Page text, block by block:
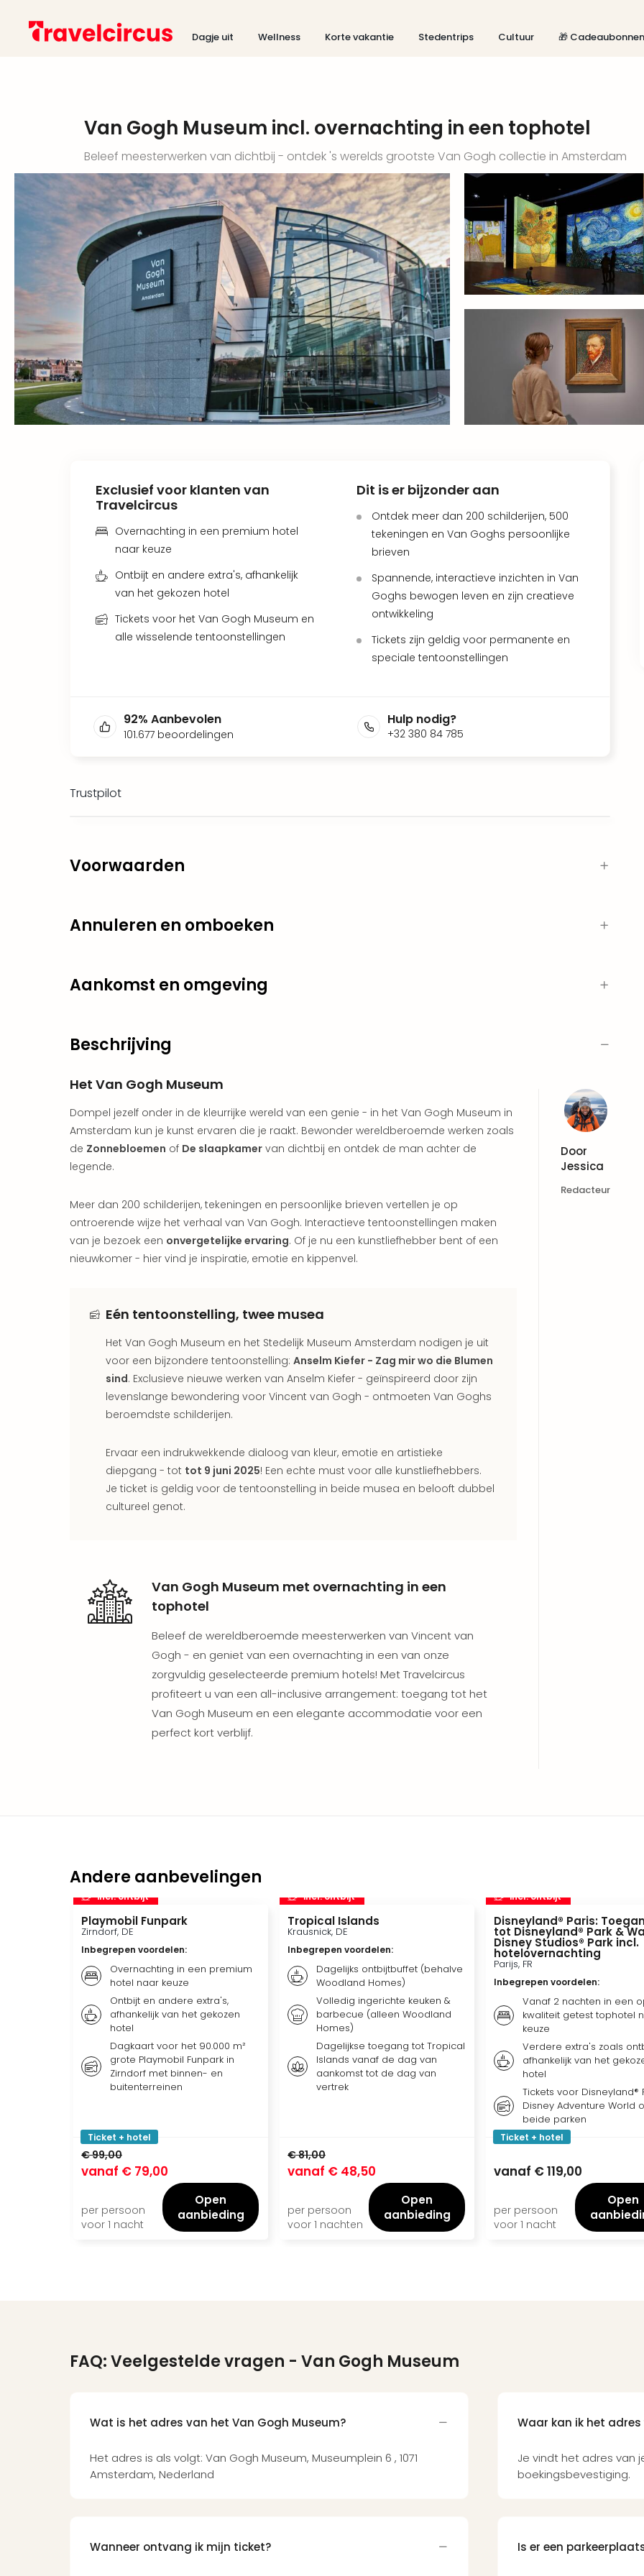
Dagje uit Wellness Korte vakantie Stedentrips Cultuur 🎁 Cadeaubonnen
Van Gogh Museum incl. overnachting in een tophotel
Beleef meesterwerken van dichtbij - ontdek 's werelds grootste Van Gogh collectie in Amsterdam
Exclusief voor klanten van
Travelcircus
Overnachting in een premium hotel
naar keuze
Ontbijt en andere extra's, afhankelijk
van het gekozen hotel
Tickets voor het Van Gogh Museum en
alle wisselende tentoonstellingen
Dit is er bijzonder aan
Ontdek meer dan 200 schilderijen, 500
tekeningen en Van Goghs persoonlijke
brieven
Spannende, interactieve inzichten in Van
Goghs bewogen leven en zijn creatieve
ontwikkeling
Tickets zijn geldig voor permanente en
speciale tentoonstellingen
92% Aanbevolen
101.677 beoordelingen
Hulp nodig?
+32 380 84 785
Trustpilot
Voorwaarden
Annuleren en omboeken
Aankomst en omgeving
Beschrijving
Het Van Gogh Museum
Dompel jezelf onder in de kleurrijke wereld van een genie - in het Van Gogh Museum in
Amsterdam kun je kunst ervaren die je raakt. Bewonder wereldberoemde werken zoals
de Zonnebloemen of De slaapkamer van dichtbij en ontdek de man achter de
legende.
Meer dan 200 schilderijen, tekeningen en persoonlijke brieven vertellen je op
ontroerende wijze het verhaal van Van Gogh. Interactieve tentoonstellingen maken
van je bezoek een onvergetelijke ervaring. Of je nu een kunstliefhebber bent of een
nieuwkomer - hier vind je inspiratie, emotie en kippenvel.
Eén tentoonstelling, twee musea
Het Van Gogh Museum en het Stedelijk Museum Amsterdam nodigen je uit
voor een bijzondere tentoonstelling: Anselm Kiefer - Zag mir wo die Blumen
sind. Exclusieve nieuwe werken van Anselm Kiefer - geïnspireerd door zijn
levenslange bewondering voor Vincent van Gogh - ontmoeten Van Goghs
beroemdste schilderijen.
Ervaar een indrukwekkende dialoog van kleur, emotie en artistieke
diepgang - tot tot 9 juni 2025! Een echte must voor alle kunstliefhebbers.
Je ticket is geldig voor de tentoonstelling in beide musea en belooft dubbel
cultureel genot.
Van Gogh Museum met overnachting in een
tophotel
Beleef de wereldberoemde meesterwerken van Vincent van
Gogh - en geniet van een overnachting in een van onze
zorgvuldig geselecteerde premium hotels! Met Travelcircus
profiteert u van een all-inclusive arrangement: toegang tot het
Van Gogh Museum en een elegante accommodatie voor een
perfect kort verblijf.
Door
Jessica
Redacteur
Andere aanbevelingen
incl. ontbijt
Playmobil Funpark
Zirndorf, DE
Inbegrepen voordelen:
Overnachting in een premium
hotel naar keuze
Ontbijt en andere extra's,
afhankelijk van het gekozen
hotel
Dagkaart voor het 90.000 m²
grote Playmobil Funpark in
Zirndorf met binnen- en
buitenterreinen
Ticket + hotel
€ 99,00
vanaf € 79,00
per persoon
voor 1 nacht
Open
aanbieding
incl. ontbijt
Tropical Islands
Krausnick, DE
Inbegrepen voordelen:
Dagelijks ontbijtbuffet (behalve
Woodland Homes)
Volledig ingerichte keuken &
barbecue (alleen Woodland
Homes)
Dagelijkse toegang tot Tropical
Islands vanaf de dag van
aankomst tot de dag van
vertrek
€ 81,00
vanaf € 48,50
per persoon
voor 1 nachten
Open
aanbieding
incl. ontbijt
Disneyland® Paris:
tot Disneyland® Park &
Disney Studios® Park incl.
hotelovernachting
Parijs, FR
Inbegrepen voordelen:
Vanaf 2 nachten in een
kwaliteit getest tophotel
keuze
Verdere extra's zoals
afhankelijk van het
hotel
Tickets voor Disneyland®
Disney Adventure World
beide parken
Ticket + hotel
vanaf € 119,00
per persoon
voor 1 nacht
Open
FAQ: Veelgestelde vragen - Van Gogh Museum
Wat is het adres van het Van Gogh Museum?
Het adres is als volgt: Van Gogh Museum, Museumplein 6 , 1071
Amsterdam, Nederland
Wanneer ontvang ik mijn ticket?
Waar kan ik het
Je vindt het adres van
boekingsbevestiging.
Is er een